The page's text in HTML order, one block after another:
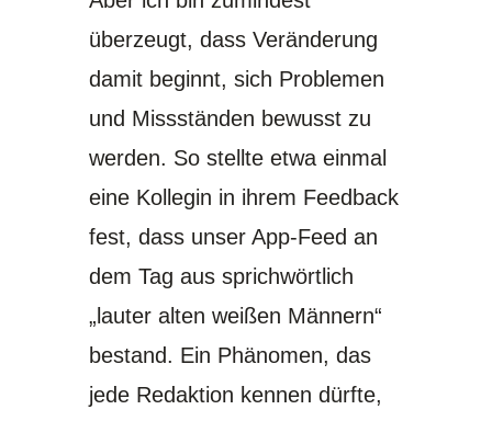
überzeugt, dass Veränderung
damit beginnt, sich Problemen
und Missständen bewusst zu
werden. So stellte etwa einmal
eine Kollegin in ihrem Feedback
fest, dass unser App-Feed an
dem Tag aus sprichwörtlich
„lauter alten weißen Männern“
bestand. Ein Phänomen, das
jede Redaktion kennen dürfte,